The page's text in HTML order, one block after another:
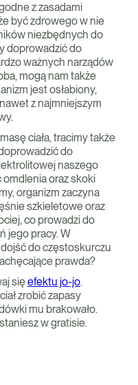
z zasadami
być zdrowego w nie
niezbędnych do
doprowadzić do
ważnych narządów
mogą nam także
jest osłabiony,
z najmniejszym
ciała, tracimy także
do
naszego
oraz skoki
organizm zaczyna
szkieletowe oraz
co prowadzi do
jego pracy. W
do częstoskurczu
prawda?
sięefektu jo-jo.
zrobić zapasy
mu brakowało.
w gratisie.